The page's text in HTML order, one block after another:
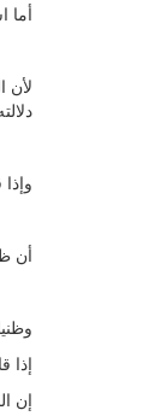
أما
لأن
أن
إذا
إن